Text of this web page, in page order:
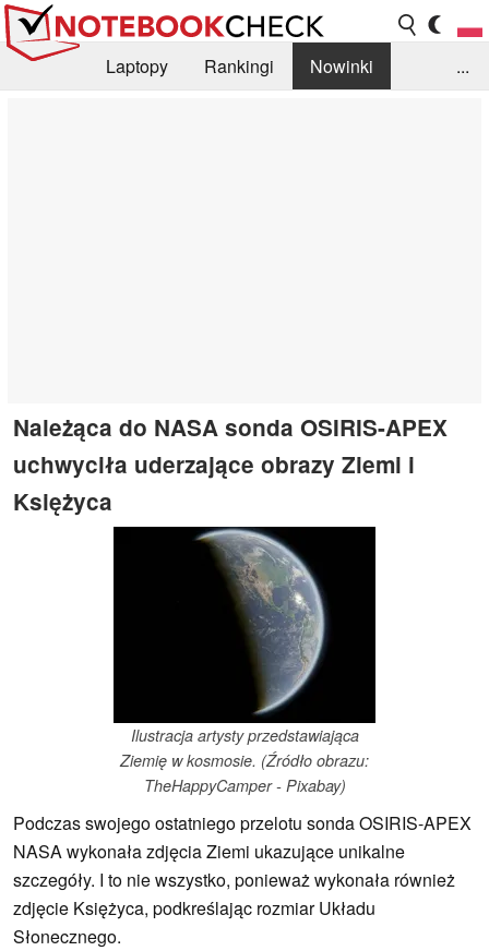
Laptopy Rankingi
Nowinki
...
Należąca do NASA sonda OSIRIS-APEX
uchwyciła uderzające obrazy Ziemi i
Księżyca
Ilustracja artysty przedstawiająca
Ziemię w kosmosie. (Źródło obrazu:
TheHappyCamper - Pixabay)
Podczas swojego ostatniego przelotu sonda OSIRIS-APEX
NASA wykonała zdjęcia Ziemi ukazujące unikalne
szczegóły. I to nie wszystko, ponieważ wykonała również
zdjęcie Księżyca, podkreślając rozmiar Układu
Słonecznego.